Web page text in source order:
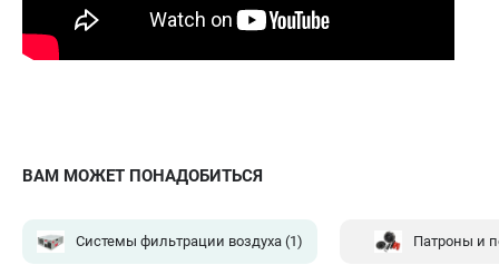
ВАМ МОЖЕТ ПОНАДОБИТЬСЯ
Системы фильтрации воздуха (1) Патроны и